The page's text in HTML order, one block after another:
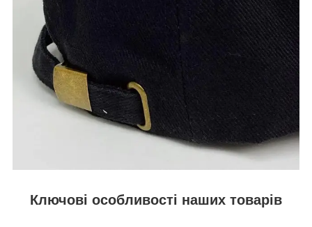
Ключові особливості наших товарів